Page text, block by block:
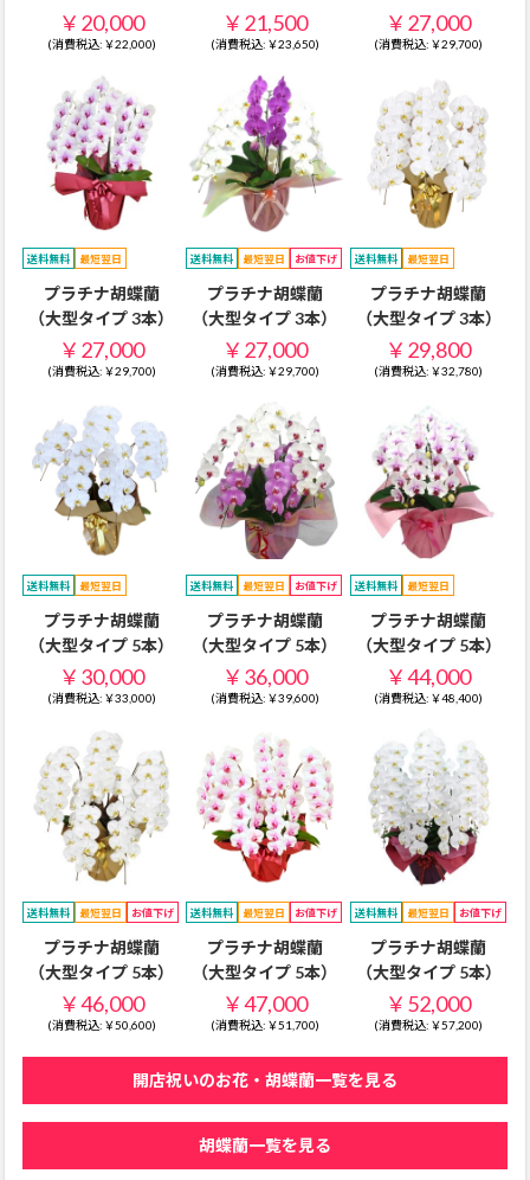
￥20,000
(消費税込:￥22,000)
￥21,500
(消費税込:￥23,650)
￥27,000
(消費税込:￥29,700)
送料無料 最短翌日
プラチナ胡蝶蘭
（大型タイプ 3本）
￥27,000
(消費税込:￥29,700)
送料無料 最短翌日 お値下げ
プラチナ胡蝶蘭
（大型タイプ 3本）
￥27,000
(消費税込:￥29,700)
送料無料 最短翌日
プラチナ胡蝶蘭
（大型タイプ 3本）
￥29,800
(消費税込:￥32,780)
送料無料 最短翌日
プラチナ胡蝶蘭
（大型タイプ 5本）
￥30,000
(消費税込:￥33,000)
送料無料 最短翌日 お値下げ
プラチナ胡蝶蘭
（大型タイプ 5本）
￥36,000
(消費税込:￥39,600)
送料無料 最短翌日
プラチナ胡蝶蘭
（大型タイプ 5本）
￥44,000
(消費税込:￥48,400)
送料無料 最短翌日 お値下げ
プラチナ胡蝶蘭
（大型タイプ 5本）
￥46,000
(消費税込:￥50,600)
送料無料 最短翌日 お値下げ
プラチナ胡蝶蘭
（大型タイプ 5本）
￥47,000
(消費税込:￥51,700)
送料無料 最短翌日 お値下げ
プラチナ胡蝶蘭
（大型タイプ 5本）
￥52,000
(消費税込:￥57,200)
開店祝いのお花・胡蝶蘭一覧を見る
胡蝶蘭一覧を見る